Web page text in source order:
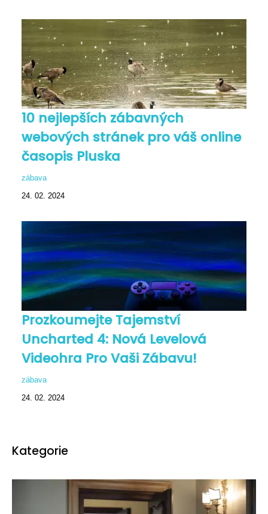
10 nejlepších zábavných
webových stránek pro váš online
časopis Pluska
zábava
24. 02. 2024
Prozkoumejte Tajemství
Uncharted 4: Nová Levelová
Videohra Pro Vaši Zábavu!
zábava
24. 02. 2024
Kategorie